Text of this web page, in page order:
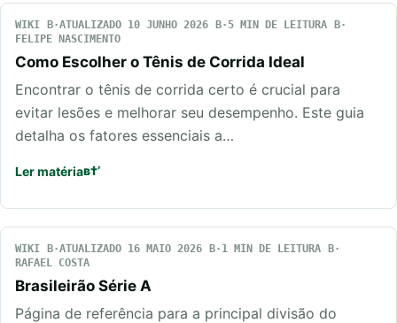
WIKI ATUALIZADO 10 JUNHO 2026
5 MIN DE LEITURA
FELIPE NASCIMENTO
Como Escolher o Tênis de Corrida Ideal
Encontrar o tênis de corrida certo é crucial para
evitar lesões e melhorar seu desempenho. Este guia
detalha os fatores essenciais a…
Ler matéria
WIKI ATUALIZADO 16 MAIO 2026
1 MIN DE LEITURA
RAFAEL COSTA
Brasileirão Série A
Página de referência para a principal divisão do